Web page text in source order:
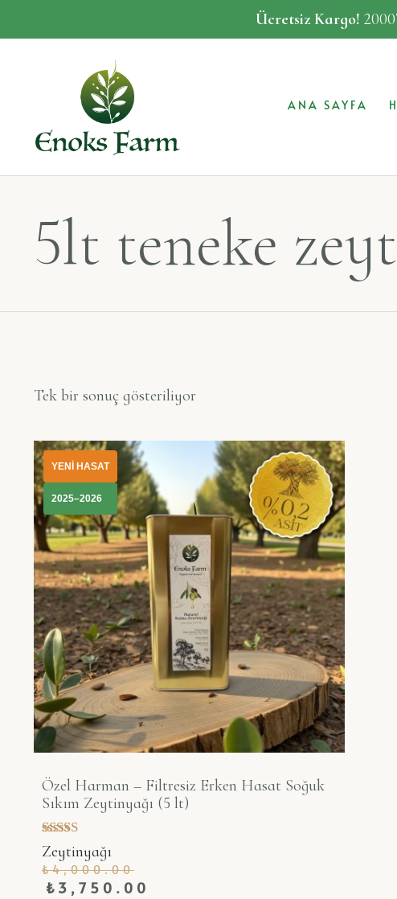
Ücretsiz Kargo!
ANA SAYFA
5lt teneke
Tek bir sonuç gösteriliyor
YENİ HASAT
2025–2026
Özel Harman – Filtresiz Erken Hasat Soğuk
Sıkım Zeytinyağı (5 lt)
5 üzerinden
5.00
oy aldı
Zeytinyağı
₺4,000.00
₺ 3,750.00